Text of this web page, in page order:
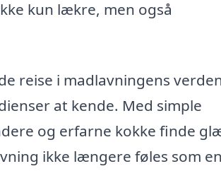
kun lækre, men også
reise i madlavningens
at kende. Med simple
og erfarne kokke finde
ikke længere føles som en